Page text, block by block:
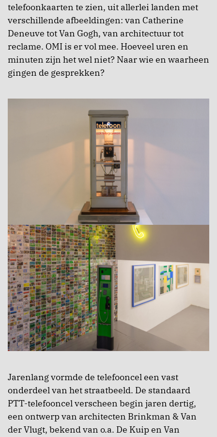
telefoonkaarten te zien, uit allerlei landen met
verschillende afbeeldingen: van Catherine
Deneuve tot Van Gogh, van architectuur tot
reclame. OMI is er vol mee. Hoeveel uren en
minuten zijn het wel niet? Naar wie en waarheen
gingen de gesprekken?
Jarenlang vormde de telefooncel een vast
onderdeel van het straatbeeld. De standaard
PTT-telefooncel verscheen begin jaren dertig,
een ontwerp van architecten Brinkman & Van
der Vlugt, bekend van o.a. De Kuip en Van